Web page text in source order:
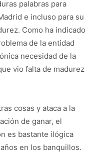
palabras para
e incluso para su
Como ha indicado
de la entidad
necesidad de la
vio falta de madurez
cosas y ataca a la
de ganar, el
es bastante ilógica
en los banquillos.